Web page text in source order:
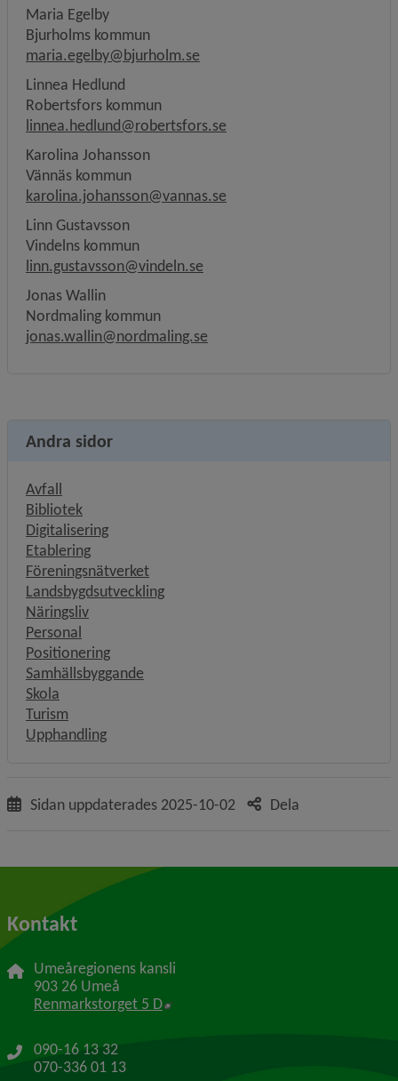
Maria Egelby
Bjurholms kommun
maria.egelby@bjurholm.se
Linnea Hedlund
Robertsfors kommun
linnea.hedlund@robertsfors.se
Karolina Johansson
Vännäs kommun
karolina.johansson@vannas.se
Linn Gustavsson
Vindelns kommun
linn.gustavsson@vindeln.se
Jonas Wallin
Nordmaling kommun
jonas.wallin@nordmaling.se
Andra sidor
Avfall
Bibliotek
Digitalisering
Etablering
Föreningsnätverket
Landsbygdsutveckling
Näringsliv
Personal
Positionering
Samhällsbyggande
Skola
Turism
Upphandling
Sidan uppdaterades 2025-10-02 Dela
Kontakt
Umeåregionens kansli
903 26 Umeå
Renmarkstorget 5 D Länk till annan webbplats, öppnas
090-16 13 32
070-336 01 13